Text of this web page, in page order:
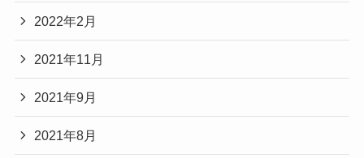
2022年2月
2021年11月
2021年9月
2021年8月